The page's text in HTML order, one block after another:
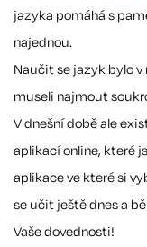
jazyka pomáhá s
najednou.
Naučit se jazyk bylo
museli najmout
V dnešní době ale
aplikací online, které
aplikace ve které si
se učit ještě dnes a
Vaše dovednosti!